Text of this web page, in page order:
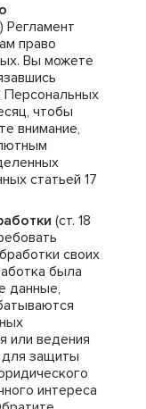
Регламент
право
Вы можете
Персональных
чтобы
внимание,
статьей 17
(ст. 18
своих
была
данные,
или ведения
защиты
интереса